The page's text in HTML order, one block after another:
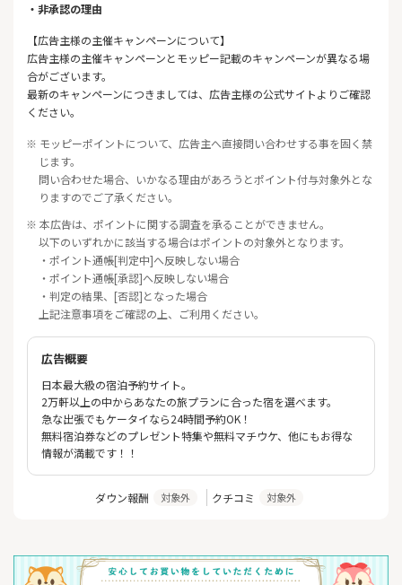
・非承認の理由
【広告主様の主催キャンペーンについて】
広告主様の主催キャンペーンとモッピー記載のキャンペーンが異なる場
合がございます。
最新のキャンペーンにつきましては、広告主様の公式サイトよりご確認
ください。
※ モッピーポイントについて、広告主へ直接問い合わせする事を固く禁
じます。
問い合わせた場合、いかなる理由があろうとポイント付与対象外とな
りますのでご了承ください。
※ 本広告は、ポイントに関する調査を承ることができません。
以下のいずれかに該当する場合はポイントの対象外となります。
・ポイント通帳[判定中]へ反映しない場合
・ポイント通帳[承認]へ反映しない場合
・判定の結果、[否認]となった場合
上記注意事項をご確認の上、ご利用ください。
広告概要
日本最大級の宿泊予約サイト。
2万軒以上の中からあなたの旅プランに合った宿を選べます。
急な出張でもケータイなら24時間予約OK！
無料宿泊券などのプレゼント特集や無料マチウケ、他にもお得な
情報が満載です！！
ダウン報酬 対象外 クチコミ 対象外